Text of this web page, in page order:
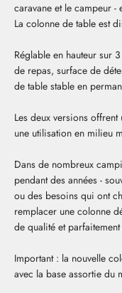
caravane et le campeur
La colonne de table est
Réglable en hauteur sur
de repas, surface de
de table stable en
Les deux versions
une utilisation en milieu
Dans de nombreux
pendant des années -
ou des besoins qui ont
remplacer une colonne
de qualité et
Important : la nouvelle
avec la base assortie du